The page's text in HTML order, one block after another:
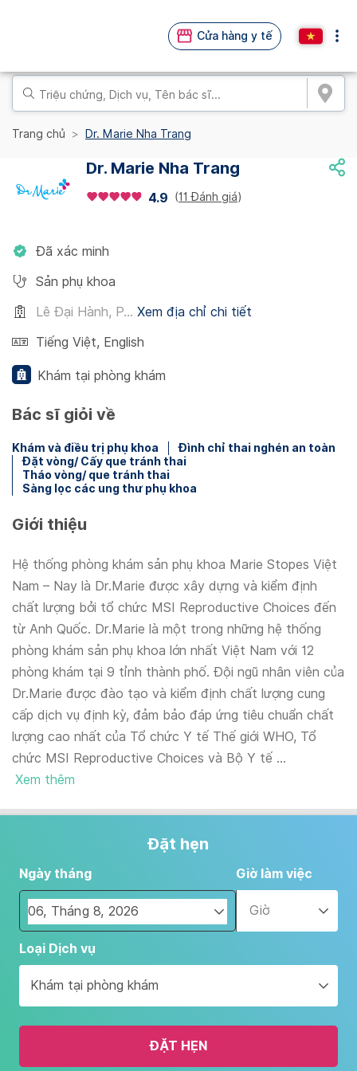
Cửa hàng y tế
Trang chủ Dr. Marie Nha Trang
Dr. Marie Nha Trang
4.9 (11 Đánh giá)
Đã xác minh
Sản phụ khoa
Lê Đại Hành, P... Xem địa chỉ chi tiết
Tiếng Việt, English
Khám tại phòng khám
Bác sĩ giỏi về
Khám và điều trị phụ khoa
Đình chỉ thai nghén an toàn
Đặt vòng/ Cấy que tránh thai
Tháo vòng/ que tránh thai
Sàng lọc các ung thư phụ khoa
Giới thiệu
Hệ thống phòng khám sản phụ khoa Marie Stopes Việt
Nam – Nay là Dr.Marie được xây dựng và kiểm định
chất lượng bởi tổ chức MSI Reproductive Choices đến
từ Anh Quốc. Dr.Marie là một trong những hệ thống
phòng khám sản phụ khoa lớn nhất Việt Nam với 12
phòng khám tại 9 tỉnh thành phố. Đội ngũ nhân viên của
Dr.Marie được đào tạo và kiểm định chất lượng cung
cấp dịch vụ định kỳ, đảm bảo đáp ứng tiêu chuẩn chất
lượng cao nhất của Tổ chức Y tế Thế giới WHO, Tổ
chức MSI Reproductive Choices và Bộ Y tế ...
Xem thêm
Đặt hẹn
Ngày tháng
Navigate
forward
interact
with
the
and
Giờ làm việc
Giờ
Loại Dịch vụ
Khám tại phòng khám
ĐẶT HẸN